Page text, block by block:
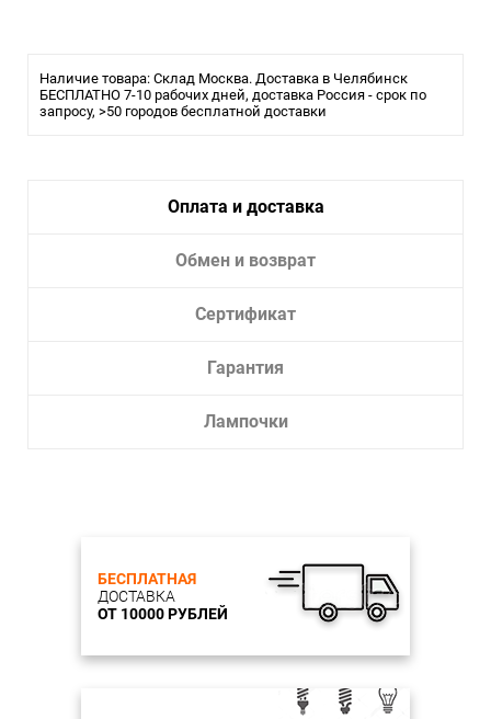
Наличие товара: Склад Москва. Доставка в Челябинск
БЕСПЛАТНО 7-10 рабочих дней, доставка Россия - срок по
запросу, >50 городов бесплатной доставки
Оплата и доставка
Обмен и возврат
Сертификат
Гарантия
Лампочки
БЕСПЛАТНАЯ
ДОСТАВКА
ОТ 10000 РУБЛЕЙ